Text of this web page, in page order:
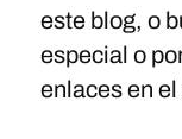
este blog, o
especial o
enlaces en